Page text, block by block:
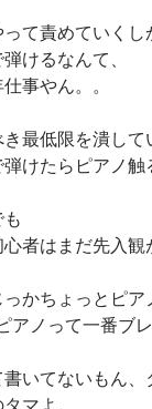
って責めていくし
けるなんて、
事やん。。
き最低限を潰し
けたらピアノ触
者はまだ先入観
っかちょっとピ
アノって一番ブ
いてないもん、
マよ。